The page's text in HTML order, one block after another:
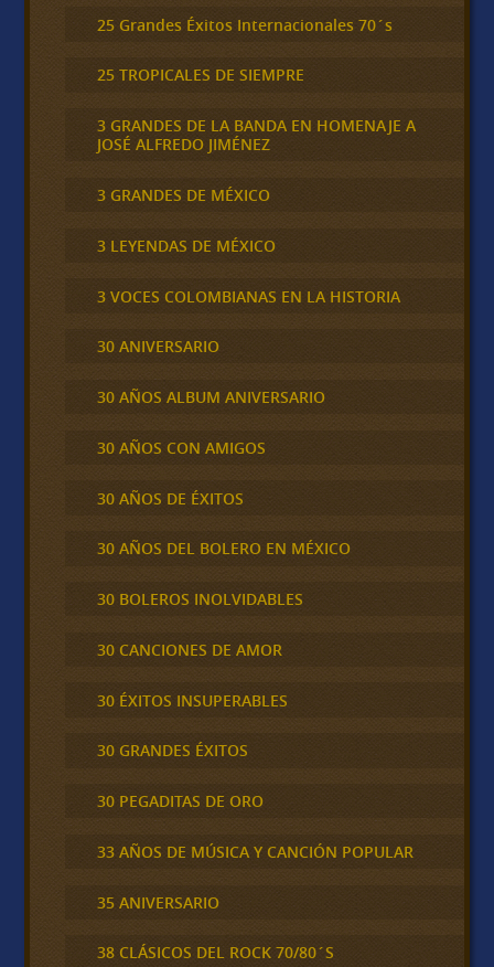
25 Grandes Éxitos Internacionales 70´s
25 TROPICALES DE SIEMPRE
3 GRANDES DE LA BANDA EN HOMENAJE A
JOSÉ ALFREDO JIMÉNEZ
3 GRANDES DE MÉXICO
3 LEYENDAS DE MÉXICO
3 VOCES COLOMBIANAS EN LA HISTORIA
30 ANIVERSARIO
30 AÑOS ALBUM ANIVERSARIO
30 AÑOS CON AMIGOS
30 AÑOS DE ÉXITOS
30 AÑOS DEL BOLERO EN MÉXICO
30 BOLEROS INOLVIDABLES
30 CANCIONES DE AMOR
30 ÉXITOS INSUPERABLES
30 GRANDES ÉXITOS
30 PEGADITAS DE ORO
33 AÑOS DE MÚSICA Y CANCIÓN POPULAR
35 ANIVERSARIO
38 CLÁSICOS DEL ROCK 70/80´S